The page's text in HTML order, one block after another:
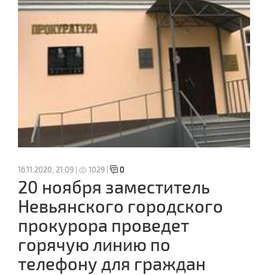
16.11.2020, 21:09 | 1029 | 0
20 ноября заместитель
Невьянского городского
прокурора проведет
горячую линию по
телефону для граждан